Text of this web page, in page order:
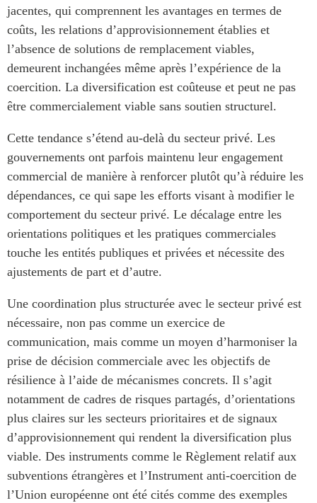
jacentes, qui comprennent les avantages en termes de
coûts, les relations d’approvisionnement établies et
l’absence de solutions de remplacement viables,
demeurent inchangées même après l’expérience de la
coercition. La diversification est coûteuse et peut ne pas
être commercialement viable sans soutien structurel.
Cette tendance s’étend au-delà du secteur privé. Les
gouvernements ont parfois maintenu leur engagement
commercial de manière à renforcer plutôt qu’à réduire les
dépendances, ce qui sape les efforts visant à modifier le
comportement du secteur privé. Le décalage entre les
orientations politiques et les pratiques commerciales
touche les entités publiques et privées et nécessite des
ajustements de part et d’autre.
Une coordination plus structurée avec le secteur privé est
nécessaire, non pas comme un exercice de
communication, mais comme un moyen d’harmoniser la
prise de décision commerciale avec les objectifs de
résilience à l’aide de mécanismes concrets. Il s’agit
notamment de cadres de risques partagés, d’orientations
plus claires sur les secteurs prioritaires et de signaux
d’approvisionnement qui rendent la diversification plus
viable. Des instruments comme le Règlement relatif aux
subventions étrangères et l’Instrument anti-coercition de
l’Union européenne ont été cités comme des exemples